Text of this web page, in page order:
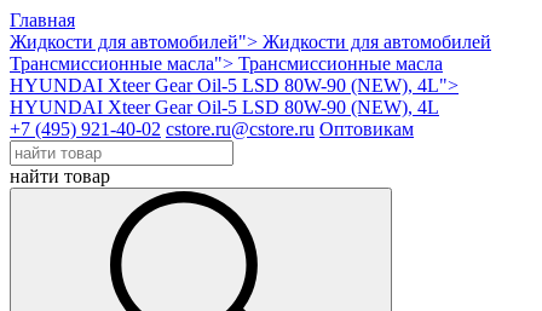
Главная
Жидкости для автомобилей"> Жидкости для автомобилей
Трансмиссионные масла"> Трансмиссионные масла
HYUNDAI Xteer Gear Oil-5 LSD 80W-90 (NEW), 4L">
HYUNDAI Xteer Gear Oil-5 LSD 80W-90 (NEW), 4L
+7 (495) 921-40-02 cstore.ru@cstore.ru Оптовикам
найти товар